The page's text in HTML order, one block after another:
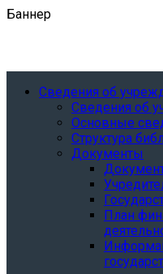
Баннер
Сведения об
Сведения об
Основные
Структура
Документы
План